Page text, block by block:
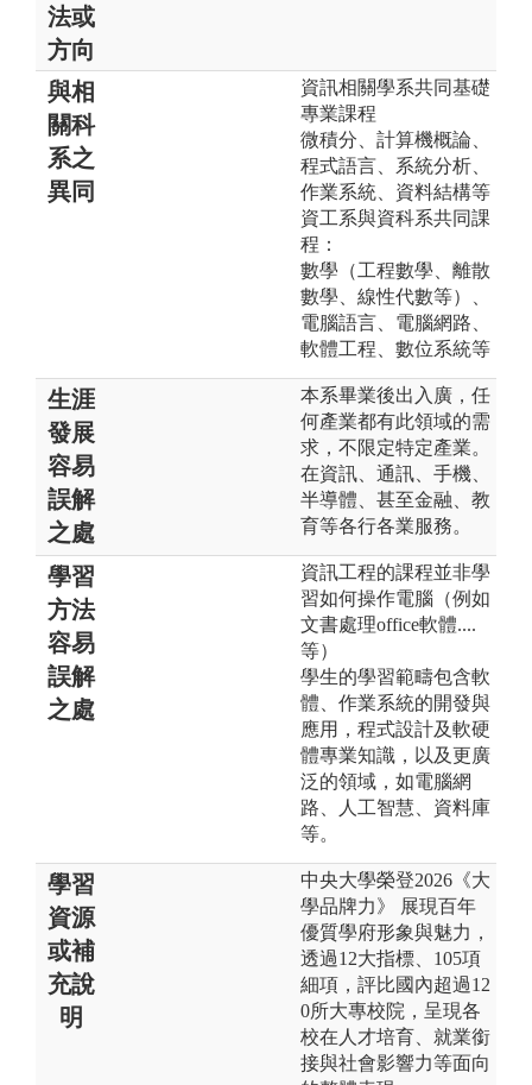
法或
方向
與相
關科
系之
異同
資訊相關學系共同基礎
專業課程
微積分、計算機概論、
程式語言、系統分析、
作業系統、資料結構等
資工系與資科系共同課
程：
數學（工程數學、離散
數學、線性代數等）、
電腦語言、電腦網路、
軟體工程、數位系統等
生涯
發展
容易
誤解
之處
本系畢業後出入廣，任
何產業都有此領域的需
求，不限定特定產業。
在資訊、通訊、手機、
半導體、甚至金融、教
育等各行各業服務。
學習
方法
容易
誤解
之處
資訊工程的課程並非學
習如何操作電腦（例如
文書處理office軟體....
等）
學生的學習範疇包含軟
體、作業系統的開發與
應用，程式設計及軟硬
體專業知識，以及更廣
泛的領域，如電腦網
路、人工智慧、資料庫
等。
學習
資源
或補
充說
明
中央大學榮登2026《大
學品牌力》 展現百年
優質學府形象與魅力，
透過12大指標、105項
細項，評比國內超過12
0所大專校院，呈現各
校在人才培育、就業銜
接與社會影響力等面向